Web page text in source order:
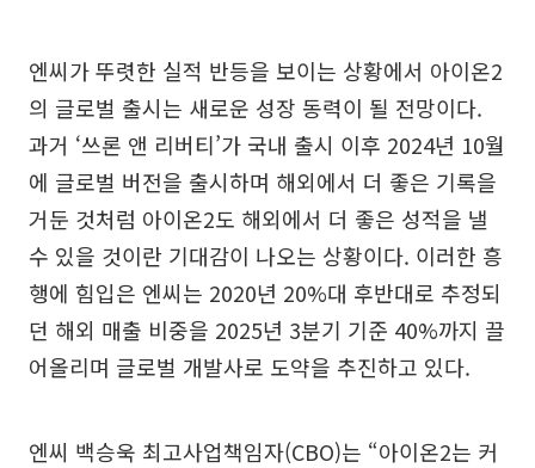
엔씨가 뚜렷한 실적 반등을 보이는 상황에서 아이온2
의 글로벌 출시는 새로운 성장 동력이 될 전망이다.
과거 ‘쓰론 앤 리버티’가 국내 출시 이후 2024년 10월
에 글로벌 버전을 출시하며 해외에서 더 좋은 기록을
거둔 것처럼 아이온2도 해외에서 더 좋은 성적을 낼
수 있을 것이란 기대감이 나오는 상황이다. 이러한 흥
행에 힘입은 엔씨는 2020년 20%대 후반대로 추정되
던 해외 매출 비중을 2025년 3분기 기준 40%까지 끌
어올리며 글로벌 개발사로 도약을 추진하고 있다.
엔씨 백승욱 최고사업책임자(CBO)는 “아이온2는 커